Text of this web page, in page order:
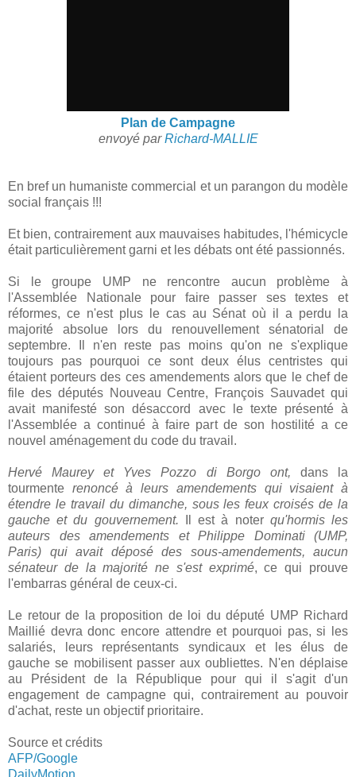
Plan de Campagne
envoyé parRichard-MALLIE
En bref un humaniste commercial et un parangon du modèle
social français !!!
Et bien, contrairement aux mauvaises habitudes, l'hémicycle
était particulièrement garni et les débats ont été passionnés.
Si le groupe UMP ne rencontre aucun problème à
l'Assemblée Nationale pour faire passer ses textes et
réformes, ce n'est plus le cas au Sénat où il a perdu la
majorité absolue lors du renouvellement sénatorial de
septembre. Il n'en reste pas moins qu'on ne s'explique
toujours pas pourquoi ce sont deux élus centristes qui
étaient porteurs des ces amendements alors que le chef de
file des députés Nouveau Centre, François Sauvadet qui
avait manifesté son désaccord avec le texte présenté à
l'Assemblée a continué à faire part de son hostilité a ce
nouvel aménagement du code du travail.
Hervé Maurey et Yves Pozzo di Borgo ont, dans la
tourmente renoncé à leurs amendements qui visaient à
étendre le travail du dimanche, sous les feux croisés de la
gauche et du gouvernement.
Il est à noterqu'hormis les
auteurs des amendements et Philippe Dominati (UMP,
Paris) qui avait déposé des sous-amendements, aucun
sénateur de la majorité ne s'est exprimé, ce qui prouve
l'embarras général de ceux-ci.
Le retour de la proposition de loi du député UMP Richard
Maillié devra donc encore attendre et pourquoi pas, si les
salariés, leurs représentants syndicaux et les élus de
gauche se mobilisent passer aux oubliettes. N'en déplaise
au Président de la République pour qui il s'agit d'un
engagement de campagne qui, contrairement au pouvoir
d'achat, reste un objectif prioritaire.
Source et crédits
AFP/Google
DailyMotion